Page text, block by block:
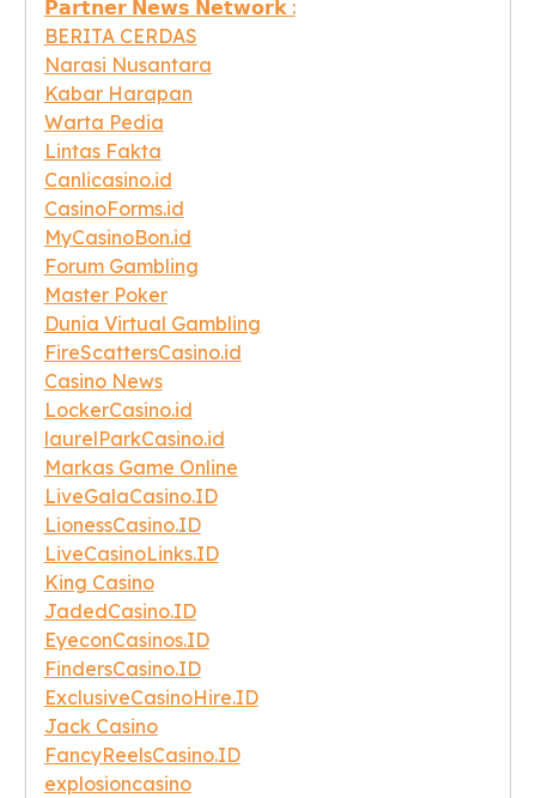
𝗣𝗮𝗿𝘁𝗻𝗲𝗿 𝗡𝗲𝘄𝘀 𝗡𝗲𝘁𝘄𝗼𝗿𝗸 :
BERITA CERDAS
Narasi Nusantara
Kabar Harapan
Warta Pedia
Lintas Fakta
Canlicasino.id
CasinoForms.id
MyCasinoBon.id
Forum Gambling
Master Poker
Dunia Virtual Gambling
FireScattersCasino.id
Casino News
LockerCasino.id
laurelParkCasino.id
Markas Game Online
LiveGalaCasino.ID
LionessCasino.ID
LiveCasinoLinks.ID
King Casino
JadedCasino.ID
EyeconCasinos.ID
FindersCasino.ID
ExclusiveCasinoHire.ID
Jack Casino
FancyReelsCasino.ID
explosioncasino